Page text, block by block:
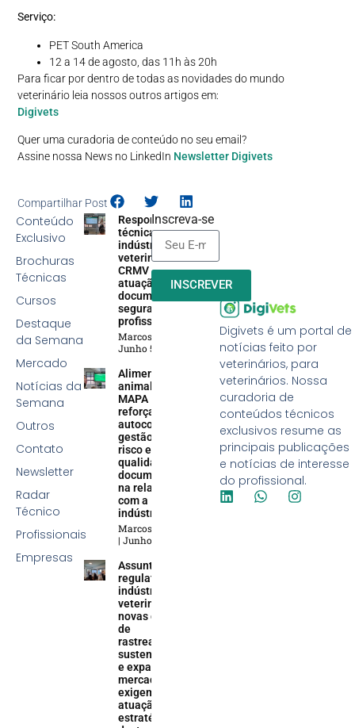
Serviço:
PET South America
12 a 14 de agosto, das 11h às 20h
Para ficar por dentro de todas as novidades do mundo
veterinário leia nossos outros artigos em:
Digivets
Quer uma curadoria de conteúdo no seu email?
Assine nossa News no LinkedIn Newsletter Digivets
Compartilhar Post
Digivets é um portal de
notícias feito por
veterinários, para
veterinários. Nossa
curadoria de
conteúdos técnicos
exclusivos resume as
principais publicações
e notícias de interesse
do profissional.
Conteúdo
Exclusivo
Brochuras
Técnicas
Cursos
Destaque
da Semana
Mercado
Notícias da
Semana
Outros
Contato
Newsletter
Radar
Técnico
Profissionais
Empresas
Responsabilidade
técnica na
indústria
veterinária:
CRMV reforça
atuação efetiva,
documentação e
segurança
profissional
Marcos Soares
Junho 5, 2026
Alimentação
animal:
MAPA
reforça
autocontrole,
gestão de
risco e
qualidade
documental
na relação
com a
indústria
Marcos Soares
Junho 5, 2026
Assuntos
regulatórios na
indústria
veterinária:
novas demandas
de
rastreabilidade,
sustentabilidade
e expansão do
mercado animal
exigem uma
atuação
estratégica
Inscreva-se
INSCREVER